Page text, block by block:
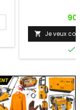
Prix
90
 Je veux
